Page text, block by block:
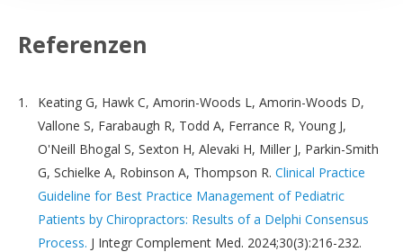
Referenzen
Keating G, Hawk C, Amorin-Woods L, Amorin-Woods D,
Vallone S, Farabaugh R, Todd A, Ferrance R, Young J,
O'Neill Bhogal S, Sexton H, Alevaki H, Miller J, Parkin-Smith
G, Schielke A, Robinson A, Thompson R. Clinical Practice
Guideline for Best Practice Management of Pediatric
Patients by Chiropractors: Results of a Delphi Consensus
Process. J Integr Complement Med. 2024;30(3):216-232.